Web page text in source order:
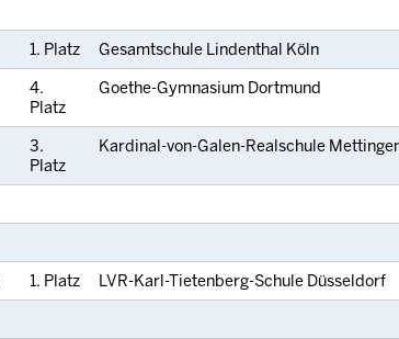
1. Platz
Gesamtschule Lindenthal Köln
4.
Platz
Goethe-Gymnasium Dortmund
3.
Platz
Kardinal-von-Galen-Realschule
1. Platz LVR-Karl-Tietenberg-Schule Düsseldorf